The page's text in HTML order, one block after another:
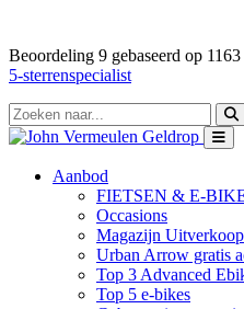
Beoordeling 9 gebaseerd op 1163
5-sterrenspecialist
Aanbod
FIETSEN & E-
Occasions
Magazijn Uitverkoop
Urban Arrow gratis
Top 3 Advanced
Top 5 e-bikes